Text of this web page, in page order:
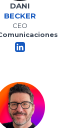
DANI
BECKER
CEO